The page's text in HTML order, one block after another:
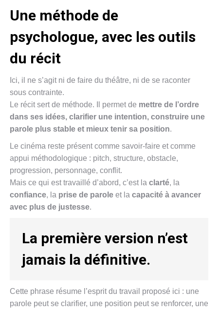
Une méthode de
psychologue, avec les outils
du récit
Ici, il ne s’agit ni de faire du théâtre, ni de se raconter
sous contrainte.
Le récit sert de méthode. Il permet de mettre de l’ordre
dans ses idées, clarifier une intention, construire une
parole plus stable et mieux tenir sa position.
Le cinéma reste présent comme savoir-faire et comme
appui méthodologique : pitch, structure, obstacle,
progression, personnage, conflit.
Mais ce qui est travaillé d’abord, c’est la clarté, la
confiance, la prise de parole et la capacité à avancer
avec plus de justesse.
La première version n’est
jamais la définitive.
Cette phrase résume l’esprit du travail proposé ici : une
parole peut se clarifier, une position peut se renforcer, une